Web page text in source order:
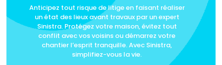
Anticipez tout risque de litige en faisant réaliser
un état des lieux avant travaux par un expert
Sinistra. Protégez votre maison, évitez tout
conflit avec vos voisins ou démarrez votre
chantier l’esprit tranquille. Avec Sinistra,
simplifiez-vous la vie.